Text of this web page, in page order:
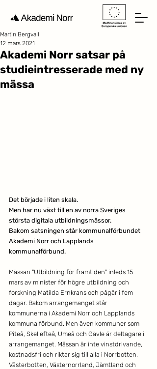
Akademi Norr satsar på
studieintresserade med ny
mässa
Martin Bergvall
12 mars 2021
Det började i liten skala.
Men har nu växt till en av norra Sveriges
största digitala utbildningsmässor.
Bakom satsningen står kommunalförbundet
Akademi Norr och Lapplands
kommunalförbund.
Mässan "Utbildning för framtiden" inleds 15
mars av minister för högre utbildning och
forskning Matilda Ernkrans och pågår i fem
dagar. Bakom arrangemanget står
kommunerna i Akademi Norr och Lapplands
kommunalförbund. Men även kommuner som
Piteå, Skellefteå, Umeå och Gävle är deltagare i
arrangemanget. Mässan är inte vinstdrivande,
kostnadsfri och riktar sig till alla i Norrbotten,
Västerbotten, Västernorrland, Jämtland och